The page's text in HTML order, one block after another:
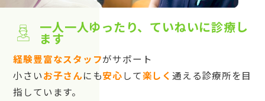
一人一人ゆったり、ていねいに診療し
ます
経験豊富なスタッフがサポート
小さいお子さんにも安心して楽しく 通える診療所を目
指しています。